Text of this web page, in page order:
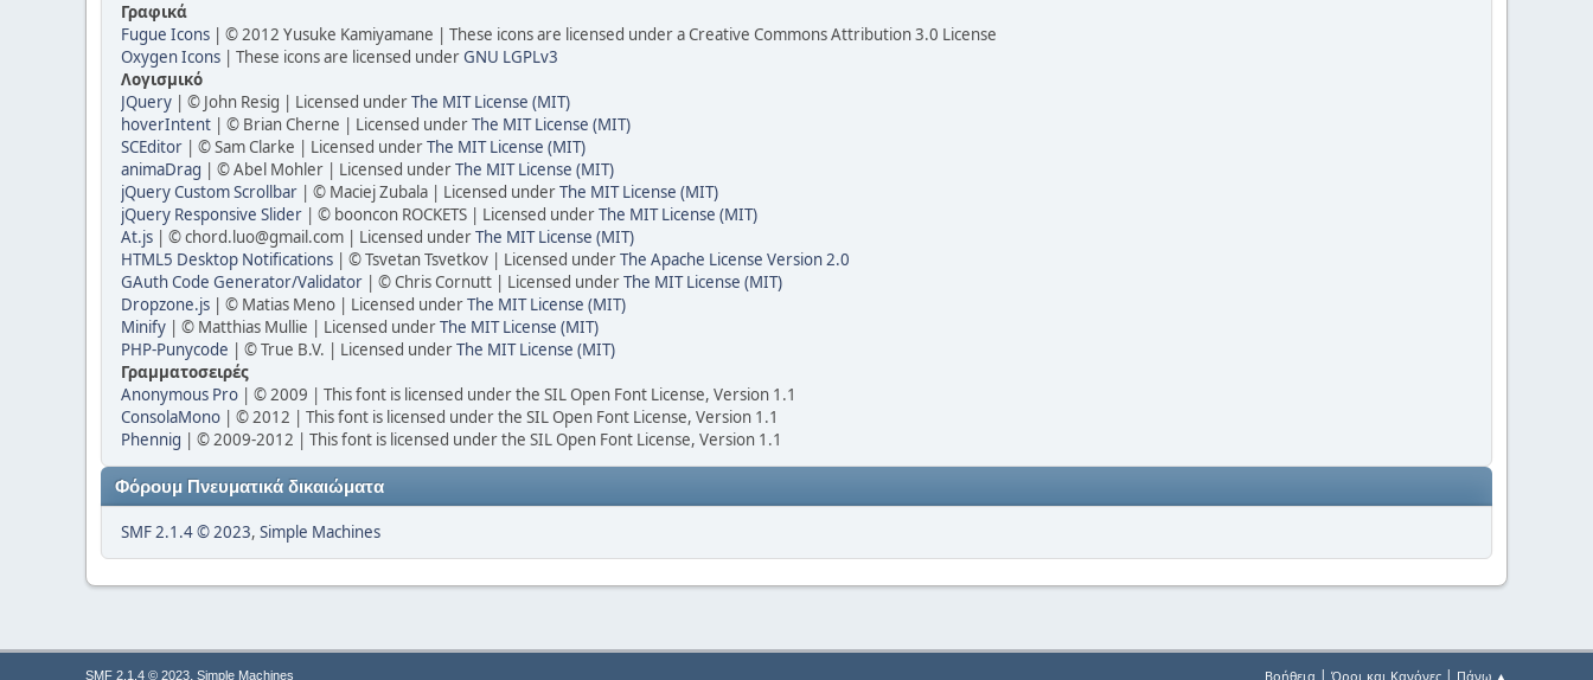
Γραφικά
Fugue Icons | © 2012 Yusuke Kamiyamane | These icons are licensed under a Creative Commons Attribution 3.0 License
Oxygen Icons | These icons are licensed underGNU LGPLv3
Λογισμικό
JQuery | © John Resig | Licensed underThe MIT License (MIT)
hoverIntent | © Brian Cherne | Licensed underThe MIT License (MIT)
SCEditor | © Sam Clarke | Licensed underThe MIT License (MIT)
animaDrag | © Abel Mohler | Licensed underThe MIT License (MIT)
jQuery Custom Scrollbar | © Maciej Zubala | Licensed underThe MIT License (MIT)
jQuery Responsive Slider | © booncon ROCKETS | Licensed underThe MIT License (MIT)
At.js | ©chord.luo@gmail.com | Licensed underThe MIT License (MIT)
HTML5 Desktop Notifications | © Tsvetan Tsvetkov | Licensed underThe Apache License Version 2.0
GAuth Code Generator/Validator | © Chris Cornutt | Licensed underThe MIT License (MIT)
Dropzone.js | © Matias Meno | Licensed underThe MIT License (MIT)
Minify | © Matthias Mullie | Licensed underThe MIT License (MIT)
PHP-Punycode | © True B.V. | Licensed underThe MIT License (MIT)
Γραμματοσειρές
Anonymous Pro | © 2009 | This font is licensed under the SIL Open Font License, Version 1.1
ConsolaMono | © 2012 | This font is licensed under the SIL Open Font License, Version 1.1
Phennig | © 2009-2012 | This font is licensed under the SIL Open Font License, Version 1.1
Φόρουμ Πνευματικά δικαιώματα
SMF 2.1.4 © 2023, Simple Machines
Βοήθεια Όροι και Κανόνες Πάνω ▲
SMF 2.1.4 © 2023, Simple Machines